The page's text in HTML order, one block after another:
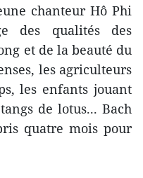
chanteur Hô Phi
des qualités des
et de la beauté du
les agriculteurs
les enfants jouant
de lotus... Bach
quatre mois pour